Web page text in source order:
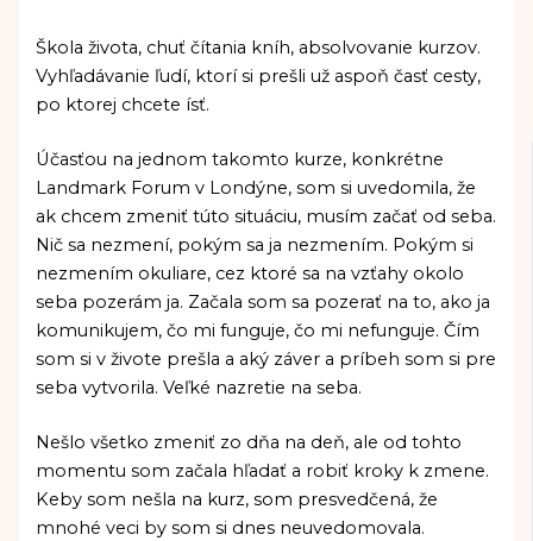
Škola života, chuť čítania kníh, absolvovanie kurzov.
Vyhľadávanie ľudí, ktorí si prešli už aspoň časť cesty,
po ktorej chcete ísť.
Účasťou na jednom takomto kurze, konkrétne
Landmark Forum v Londýne, som si uvedomila, že
ak chcem zmeniť túto situáciu, musím začať od seba.
Nič sa nezmení, pokým sa ja nezmením. Pokým si
nezmením okuliare, cez ktoré sa na vzťahy okolo
seba pozerám ja. Začala som sa pozerať na to, ako ja
komunikujem, čo mi funguje, čo mi nefunguje. Čím
som si v živote prešla a aký záver a príbeh som si pre
seba vytvorila. Veľké nazretie na seba.
Nešlo všetko zmeniť zo dňa na deň, ale od tohto
momentu som začala hľadať a robiť kroky k zmene.
Keby som nešla na kurz, som presvedčená, že
mnohé veci by som si dnes neuvedomovala.